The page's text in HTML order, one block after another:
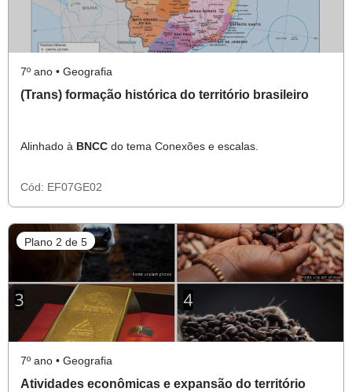
7º ano • Geografia
(Trans) formação histórica do território brasileiro
Alinhado à BNCC do tema Conexões e escalas.
Cód: EF07GE02
Plano 2 de 5
7º ano • Geografia
Atividades econômicas e expansão do território